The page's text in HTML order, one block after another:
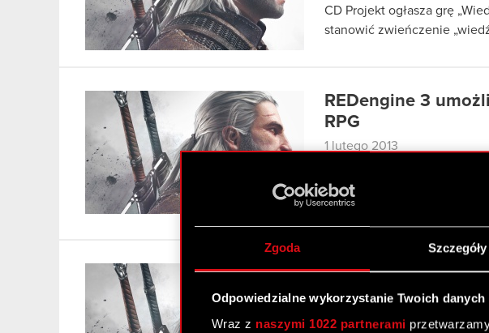
Zgoda Szczegóły
Odpowiedzialne wykorzystanie Twoich danych
Wraz z naszymi 1022 partnerami
CD Projekt ogłasza grę
stanowić zwieńczenie
REDengine 3
RPG
1 lutego 2013
CD Projekt, przedstawiło
CDP.pl z dwoma
23 stycznia 2013
CDP.pl z Grupy CD Projekt